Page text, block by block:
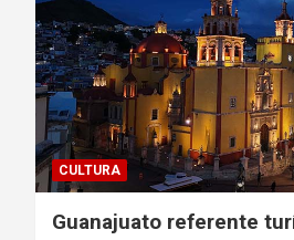
CULTURA
Guanajuato referente